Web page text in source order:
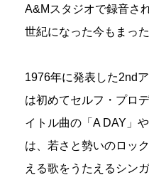
A&Mスタジオで録音さ
世紀になった今もまっ
1976年に発表した2nd
は初めてセルフ・プロ
イトル曲の「A DAY」
は、若さと勢いのロッ
える歌をうたえるシン